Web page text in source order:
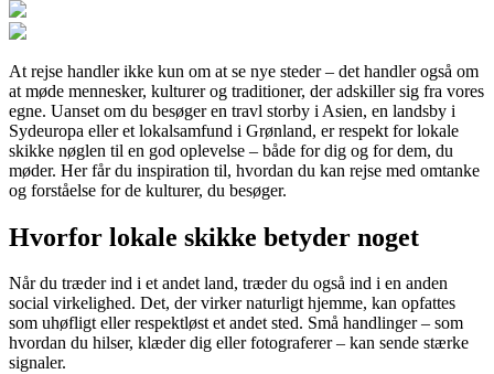
At rejse handler ikke kun om at se nye steder – det handler også om
at møde mennesker, kulturer og traditioner, der adskiller sig fra vores
egne. Uanset om du besøger en travl storby i Asien, en landsby i
Sydeuropa eller et lokalsamfund i Grønland, er respekt for lokale
skikke nøglen til en god oplevelse – både for dig og for dem, du
møder. Her får du inspiration til, hvordan du kan rejse med omtanke
og forståelse for de kulturer, du besøger.
Hvorfor lokale skikke betyder noget
Når du træder ind i et andet land, træder du også ind i en anden
social virkelighed. Det, der virker naturligt hjemme, kan opfattes
som uhøfligt eller respektløst et andet sted. Små handlinger – som
hvordan du hilser, klæder dig eller fotograferer – kan sende stærke
signaler.